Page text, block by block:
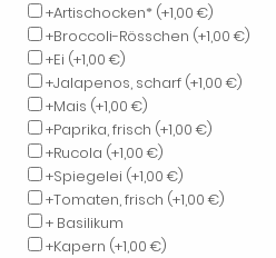
+Artischocken* (+1,00 €)
+Broccoli-Rösschen (+1,00 €)
+Ei (+1,00 €)
+Jalapenos, scharf (+1,00 €)
+Mais (+1,00 €)
+Paprika, frisch (+1,00 €)
+Rucola (+1,00 €)
+Spiegelei (+1,00 €)
+Tomaten, frisch (+1,00 €)
+ Basilikum
+Kapern (+1,00 €)